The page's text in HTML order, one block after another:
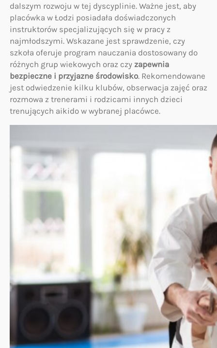
dalszym rozwoju w tej dyscyplinie. Ważne jest, aby
placówka w Łodzi posiadała doświadczonych
instruktorów specjalizujących się w pracy z
najmłodszymi. Wskazane jest sprawdzenie, czy
szkoła oferuje program nauczania dostosowany do
różnych grup wiekowych oraz czy zapewnia
bezpieczne i przyjazne środowisko. Rekomendowane
jest odwiedzenie kilku klubów, obserwacja zajęć oraz
rozmowa z trenerami i rodzicami innych dzieci
trenujących aikido w wybranej placówce.